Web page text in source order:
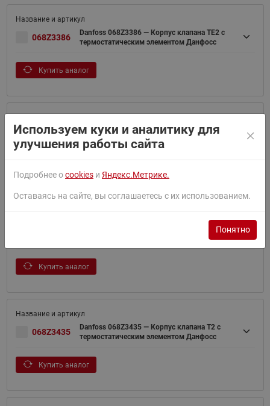
068Z3386
Danfoss 068Z3386 — Корпус клапана TE2 с
термостатическим элементом Данфосс
Купить аналог
068Z3389
Danfoss 068Z3389 — Корпус клапана TE2 с
термостатическим элементом Данфосс
Danfoss 068Z3414 — Корпус клапана T2 с
термостатическим элементом Данфосс
Купить аналог
068Z3435
Danfoss 068Z3435 — Корпус клапана T2 с
термостатическим элементом Данфосс
Купить аналог
Используем куки и аналитику для
улучшения работы сайта
Подробнее оcookies и Яндекс.Метрике.
Оставаясь на сайте, вы соглашаетесь с их использованием.
Понятно